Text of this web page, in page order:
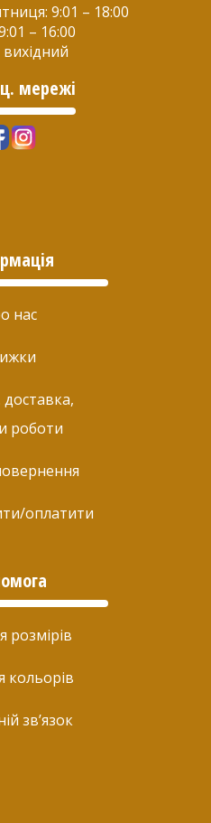
9:01 – 18:00
– 16:00
вихідний
мережі
нас
роботи
оплатити
розмірів
кольорів
зв’язок